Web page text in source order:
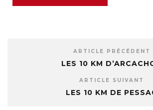
ARTICLE PRÉCÉDENT
LES 10 KM
ARTICLE SUIVANT
LES 10 KM DE